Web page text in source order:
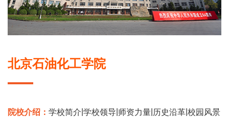
北京石油化工学院
院校介绍： 学校简介 学校领导 师资力量 历史沿革 校园风景